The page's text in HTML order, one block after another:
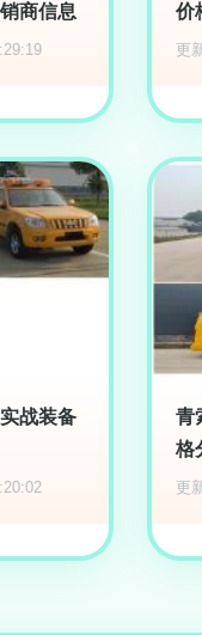
商信息
价
更
战装备
青
格
更